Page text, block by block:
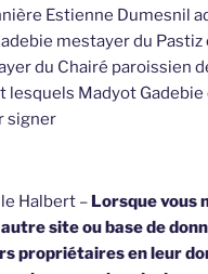
Estienne Dumesnil
mestayer du Pastiz
du Chairé paroissien
lesquels Madyot
signer
Halbert – Lorsque vous
site ou base de
propriétaires en leur